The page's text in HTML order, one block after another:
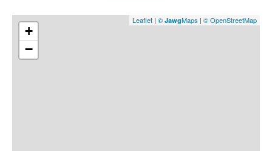
+
−
Leaflet | © JawgMaps | © OpenStreetMap